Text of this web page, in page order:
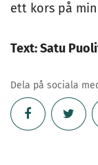
ett kors på
Text: Satu
Dela på sociala